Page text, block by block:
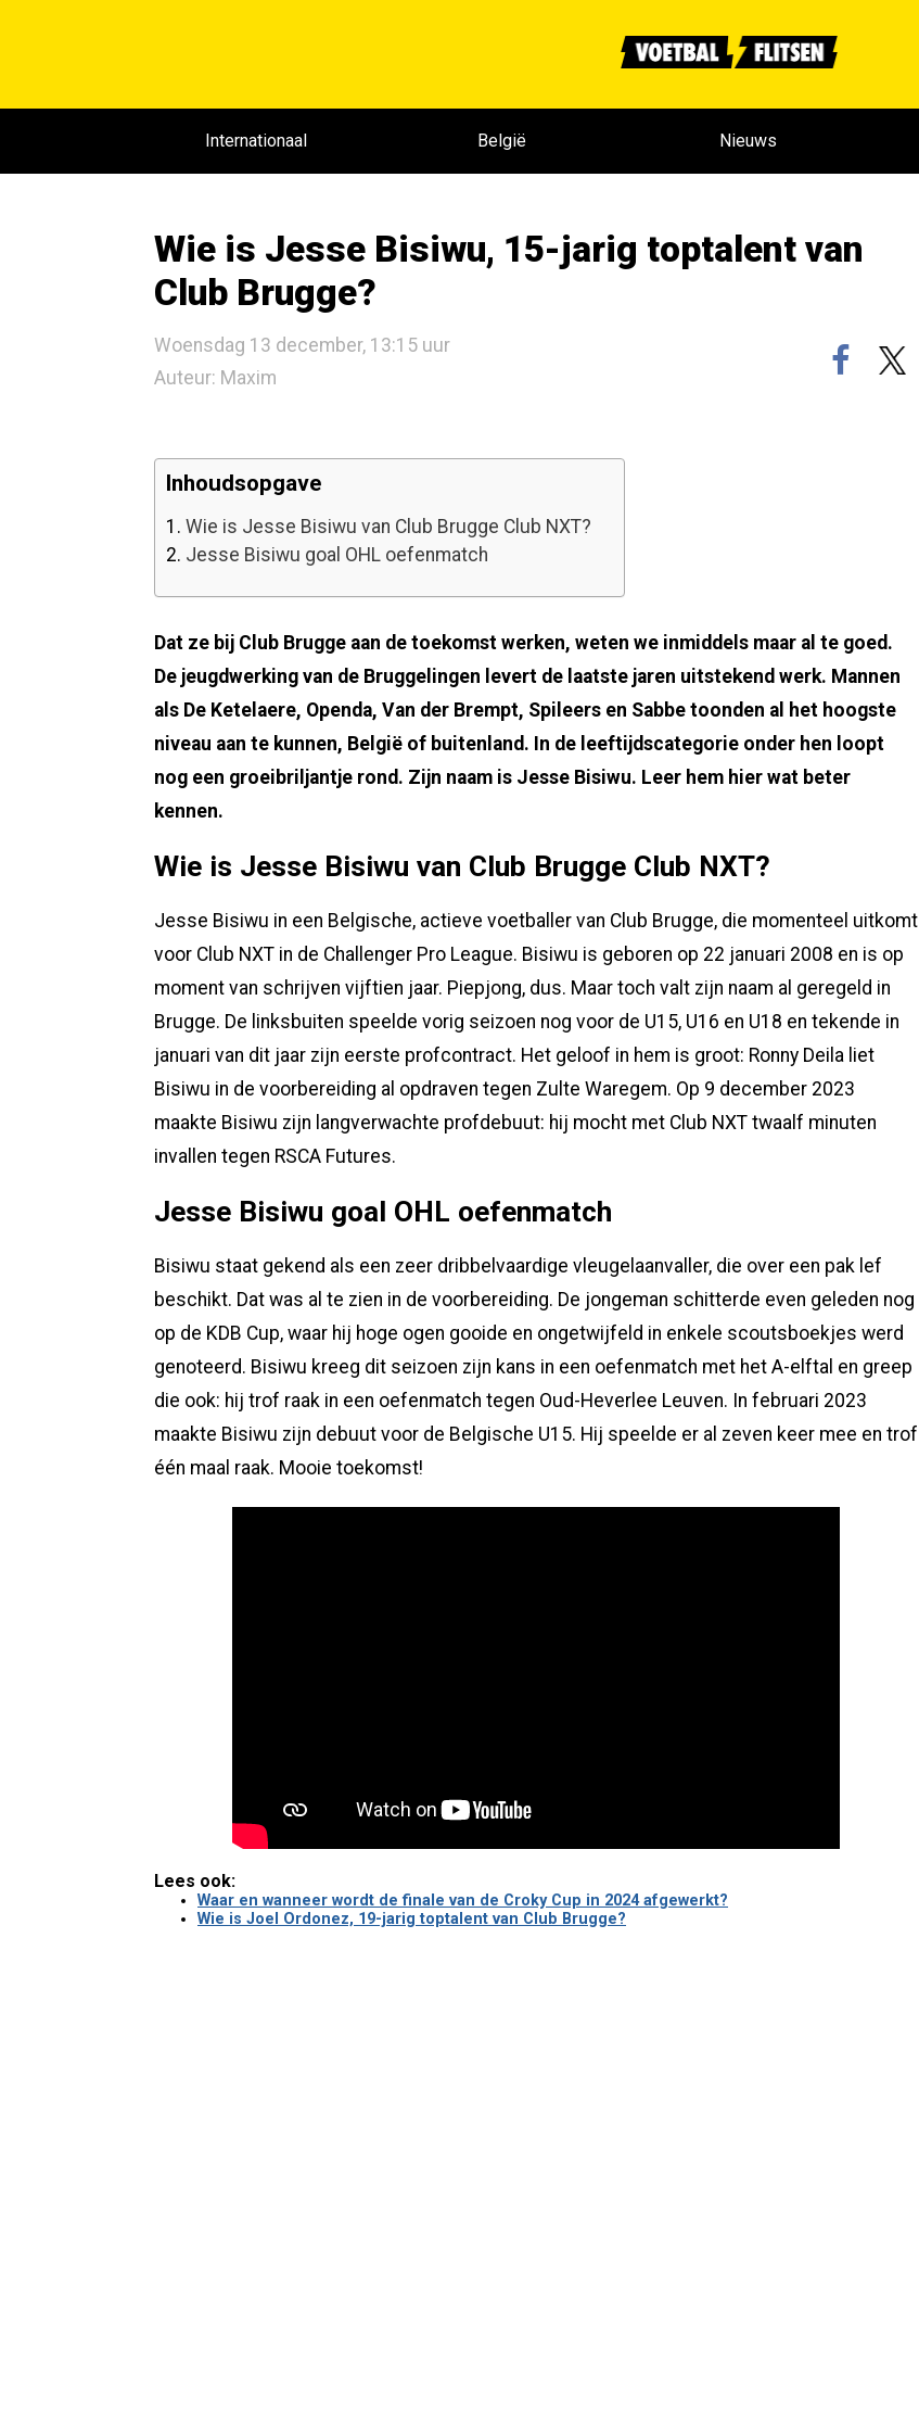
Internationaal België Nieuws
Wie is Jesse Bisiwu, 15-jarig toptalent van
Club Brugge?
Woensdag 13 december, 13:15 uur
Auteur: Maxim
Inhoudsopgave
1. Wie is Jesse Bisiwu van Club Brugge Club NXT?
2. Jesse Bisiwu goal OHL oefenmatch
Dat ze bij Club Brugge aan de toekomst werken, weten we inmiddels maar al te goed.
De jeugdwerking van de Bruggelingen levert de laatste jaren uitstekend werk. Mannen
als De Ketelaere, Openda, Van der Brempt, Spileers en Sabbe toonden al het hoogste
niveau aan te kunnen, België of buitenland. In de leeftijdscategorie onder hen loopt
nog een groeibriljantje rond. Zijn naam is Jesse Bisiwu. Leer hem hier wat beter
kennen.
Wie is Jesse Bisiwu van Club Brugge Club NXT?
Jesse Bisiwu in een Belgische, actieve voetballer van Club Brugge, die momenteel uitkomt
voor Club NXT in de Challenger Pro League. Bisiwu is geboren op 22 januari 2008 en is op
moment van schrijven vijftien jaar. Piepjong, dus. Maar toch valt zijn naam al geregeld in
Brugge. De linksbuiten speelde vorig seizoen nog voor de U15, U16 en U18 en tekende in
januari van dit jaar zijn eerste profcontract. Het geloof in hem is groot: Ronny Deila liet
Bisiwu in de voorbereiding al opdraven tegen Zulte Waregem. Op 9 december 2023
maakte Bisiwu zijn langverwachte profdebuut: hij mocht met Club NXT twaalf minuten
invallen tegen RSCA Futures.
Jesse Bisiwu goal OHL oefenmatch
Bisiwu staat gekend als een zeer dribbelvaardige vleugelaanvaller, die over een pak lef
beschikt. Dat was al te zien in de voorbereiding. De jongeman schitterde even geleden nog
op de KDB Cup, waar hij hoge ogen gooide en ongetwijfeld in enkele scoutsboekjes werd
genoteerd. Bisiwu kreeg dit seizoen zijn kans in een oefenmatch met het A-elftal en greep
die ook: hij trof raak in een oefenmatch tegen Oud-Heverlee Leuven. In februari 2023
maakte Bisiwu zijn debuut voor de Belgische U15. Hij speelde er al zeven keer mee en trof
één maal raak. Mooie toekomst!
Lees ook:
Waar en wanneer wordt de finale van de Croky Cup in 2024 afgewerkt?
Wie is Joel Ordonez, 19-jarig toptalent van Club Brugge?